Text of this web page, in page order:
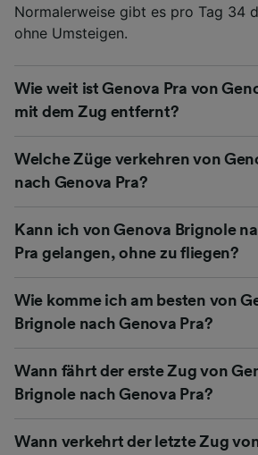
Normalerweise gibt es pro Tag 34
ohne Umsteigen.
Wie weit ist Genova Pra von
mit dem Zug entfernt?
Welche Züge verkehren von
nach Genova Pra?
Kann ich von Genova Brignole
Pra gelangen, ohne zu fliegen?
Wie komme ich am besten von
Brignole nach Genova Pra?
Wann fährt der erste Zug von
Brignole nach Genova Pra?
Wann verkehrt der letzte Zug